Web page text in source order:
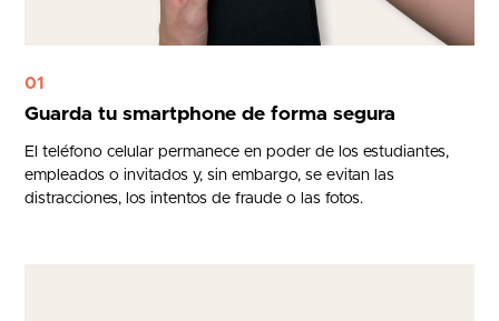
01
Guarda tu smartphone de forma segura
El teléfono celular permanece en poder de los estudiantes,
empleados o invitados y, sin embargo, se evitan las
distracciones, los intentos de fraude o las fotos.